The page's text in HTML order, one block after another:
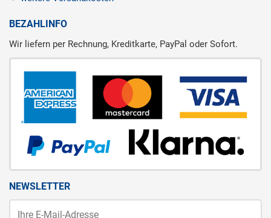
BEZAHLINFO
Wir liefern per Rechnung, Kreditkarte, PayPal oder Sofort.
NEWSLETTER